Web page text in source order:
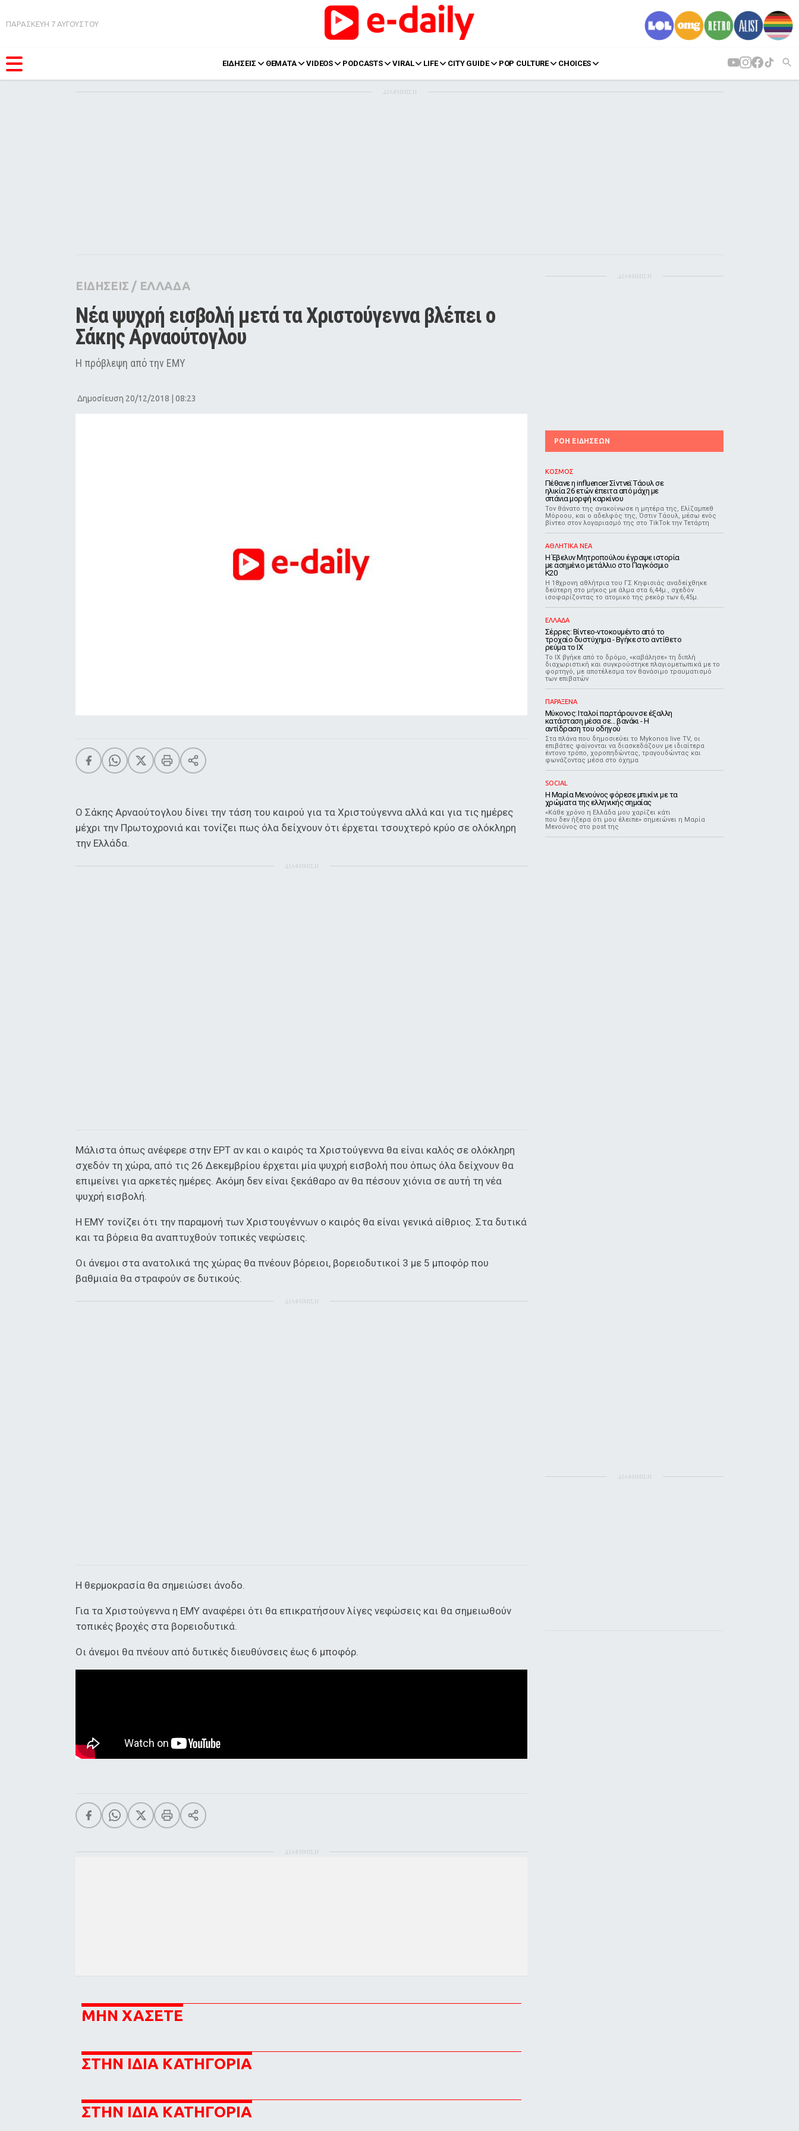
ΠΑΡΑΣΚΕΥΗ 7 ΑΥΓΟΥΣΤΟΥ
ΕΙΔΗΣΕΙΣ ΘΕΜΑΤΑ VIDEOS PODCASTS VIRAL LIFE CITY GUIDE POP CULTURE CHOICES
Pop Culture
Agenda
ΔΙΑΦΗΜΙΣΗ
ΕΙΔΗΣΕΙΣ / ΕΛΛΑΔΑ
Νέα ψυχρή εισβολή μετά τα Χριστούγεννα βλέπει ο
Σάκης Αρναούτογλου
Η πρόβλεψη από την ΕΜΥ
Δημοσίευση 20/12/2018 | 08:23
Ο Σάκης Αρναούτογλου δίνει την τάση του καιρού για τα Χριστούγεννα αλλά και για τις ημέρες
μέχρι την Πρωτοχρονιά και τονίζει πως όλα δείχνουν ότι έρχεται τσουχτερό κρύο σε ολόκληρη
την Ελλάδα.
ΔΙΑΦΗΜΙΣΗ
Μάλιστα όπως ανέφερε στην ΕΡΤ αν και ο καιρός τα Χριστούγεννα θα είναι καλός σε ολόκληρη
σχεδόν τη χώρα, από τις 26 Δεκεμβρίου έρχεται μία ψυχρή εισβολή που όπως όλα δείχνουν θα
επιμείνει για αρκετές ημέρες. Ακόμη δεν είναι ξεκάθαρο αν θα πέσουν χιόνια σε αυτή τη νέα
ψυχρή εισβολή.
Η ΕΜΥ τονίζει ότι την παραμονή των Χριστουγέννων ο καιρός θα είναι γενικά αίθριος. Στα δυτικά
και τα βόρεια θα αναπτυχθούν τοπικές νεφώσεις.
Οι άνεμοι στα ανατολικά της χώρας θα πνέουν βόρειοι, βορειοδυτικοί 3 με 5 μποφόρ που
βαθμιαία θα στραφούν σε δυτικούς.
ΔΙΑΦΗΜΙΣΗ
Η θερμοκρασία θα σημειώσει άνοδο.
Για τα Χριστούγεννα η ΕΜΥ αναφέρει ότι θα επικρατήσουν λίγες νεφώσεις και θα σημειωθούν
τοπικές βροχές στα βορειοδυτικά.
Οι άνεμοι θα πνέουν από δυτικές διευθύνσεις έως 6 μποφόρ.
ΔΙΑΦΗΜΙΣΗ
ΜΗΝ ΧΑΣΕΤΕ
ΣΤΗΝ ΙΔΙΑ ΚΑΤΗΓΟΡΙΑ
ΣΤΗΝ ΙΔΙΑ ΚΑΤΗΓΟΡΙΑ
ΔΙΑΦΗΜΙΣΗ
ΡΟΗ ΕΙΔΗΣΕΩΝ
ΚΟΣΜΟΣ
Πέθανε η influencer Σίντνεϊ Τάουλ σε
ηλικία 26 ετών έπειτα από μάχη με
σπάνια μορφή καρκίνου
Τον θάνατο της ανακοίνωσε η μητέρα της, Ελίζαμπεθ
Μόροου, και ο αδελφός της, Όστιν Τάουλ, μέσω ενός
βίντεο στον λογαριασμό της στο TikTok την Τετάρτη
ΑΘΛΗΤΙΚΑ ΝΕΑ
Η Έβελυν Μητροπούλου έγραψε ιστορία
με ασημένιο μετάλλιο στο Παγκόσμιο
Κ20
Η 18χρονη αθλήτρια του ΓΣ Κηφισιάς αναδείχθηκε
δεύτερη στο μήκος με άλμα στα 6,44μ., σχεδόν
ισοφαρίζοντας το ατομικό της ρεκόρ των 6,45μ.
ΕΛΛΑΔΑ
Σέρρες: Βίντεο-ντοκουμέντο από το
τροχαίο δυστύχημα - Βγήκε στο αντίθετο
ρεύμα το ΙΧ
Το ΙΧ βγήκε από το δρόμο, «καβάλησε» τη διπλή
διαχωριστική και συγκρούστηκε πλαγιομετωπικά με το
φορτηγό, με αποτέλεσμα τον θανάσιμο τραυματισμό
των επιβατών
ΠΑΡΑΞΕΝΑ
Μύκονος: Ιταλοί παρτάρουν σε έξαλλη
κατάσταση μέσα σε... βανάκι - Η
αντίδραση του οδηγού
Στα πλάνα που δημοσιεύει το Mykonos live TV, οι
επιβάτες φαίνονται να διασκεδάζουν με ιδιαίτερα
έντονο τρόπο, χοροπηδώντας, τραγουδώντας και
φωνάζοντας μέσα στο όχημα
SOCIAL
Η Μαρία Μενούνος φόρεσε μπικίνι με τα
χρώματα της ελληνικής σημαίας
«Κάθε χρόνο η Ελλάδα μου χαρίζει κάτι
που δεν ήξερα ότι μου έλειπε» σημειώνει η Μαρία
Μενούνος στο post της
ΔΙΑΦΗΜΙΣΗ